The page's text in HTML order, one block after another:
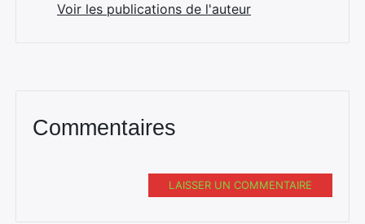
Voir les publications de l'auteur
Commentaires
LAISSER UN COMMENTAIRE